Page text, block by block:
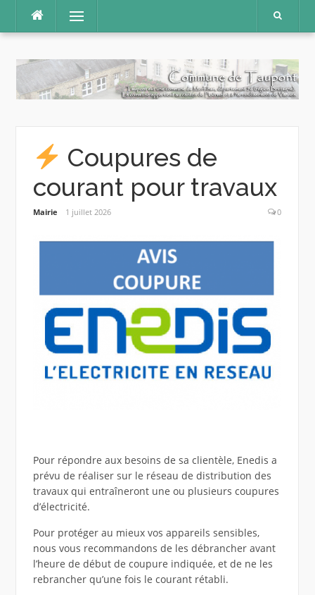
contenu
Menu
Coupures de
courant pour travaux
Mairie 1 juillet 2026 0
Pour répondre aux besoins de sa clientèle, Enedis a
prévu de réaliser sur le réseau de distribution des
travaux qui entraîneront une ou plusieurs coupures
d’électricité.
Pour protéger au mieux vos appareils sensibles,
nous vous recommandons de les débrancher avant
l’heure de début de coupure indiquée, et de ne les
rebrancher qu’une fois le courant rétabli.